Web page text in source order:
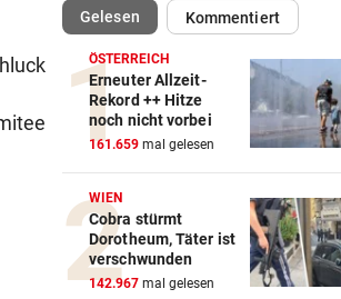
WEITER KEINE ERHOLUNG
Im Osten: Kommende Woche
unter 30 Grad
FEUERWEHR GEFORDERT vor
In nur acht Stunden fuhren
Autos in Baugruben
AFLE TOP-SPIEL: vor
LIVE: Vienna Vikings treffen
Wroclav Panthers
Gelesen(ausgewählt)Kommentiert
ÖSTERREICH
Erneuter Allzeit-
Rekord ++ Hitze
noch nicht vorbei
161.659 mal gelesen
WIEN
Cobra stürmt
Dorotheum, Täter ist
verschwunden
142.967 mal gelesen